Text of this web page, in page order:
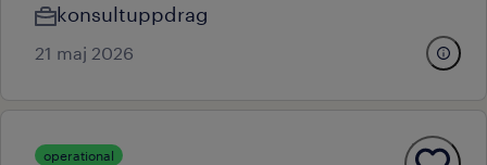
konsultuppdrag
21 maj 2026
operational